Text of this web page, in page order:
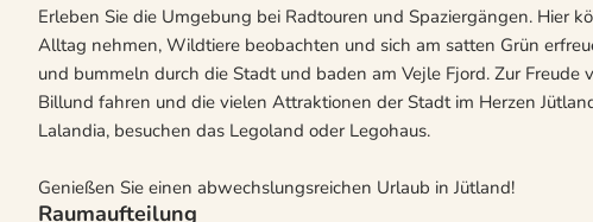
Erleben Sie die Umgebung bei Radtouren und Spaziergängen. Hier
Alltag nehmen, Wildtiere beobachten und sich am satten Grün
und bummeln durch die Stadt und baden am Vejle Fjord. Zur
Billund fahren und die vielen Attraktionen der Stadt im Herzen
Lalandia, besuchen das Legoland oder Legohaus.
Genießen Sie einen abwechslungsreichen Urlaub in Jütland!
Raumaufteilung